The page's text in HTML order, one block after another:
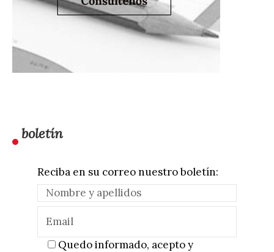
boletín
Reciba en su correo nuestro boletín:
Quedo informado, acepto y